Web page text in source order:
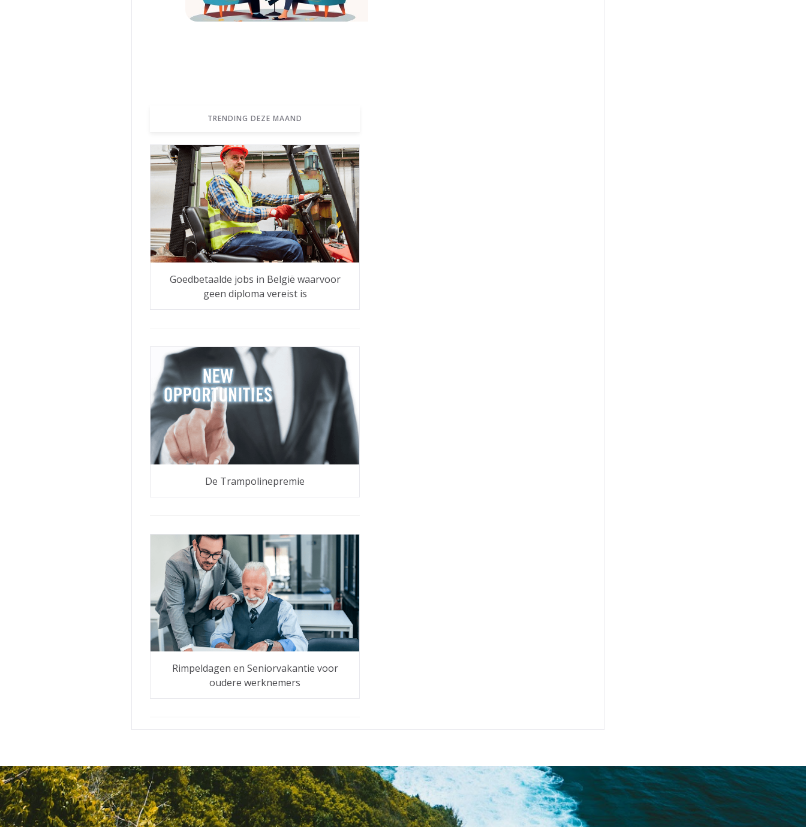
TRENDING DEZE MAAND
Goedbetaalde jobs in België waarvoor
geen diploma vereist is
De Trampolinepremie
Rimpeldagen en Seniorvakantie voor
oudere werknemers